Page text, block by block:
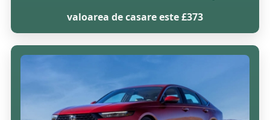
valoarea de casare este £373